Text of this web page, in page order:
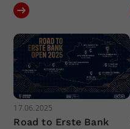
17.06.2025
Road to Erste Bank